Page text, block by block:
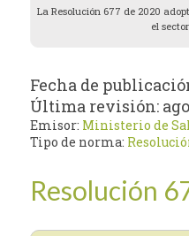
La Resolución 677 de 2020
el
Fecha de
Última revisión:
Emisor: Ministerio de
Tipo de norma:
Resolución